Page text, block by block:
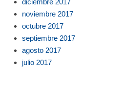
noviembre 2017
octubre 2017
septiembre 2017
agosto 2017
julio 2017